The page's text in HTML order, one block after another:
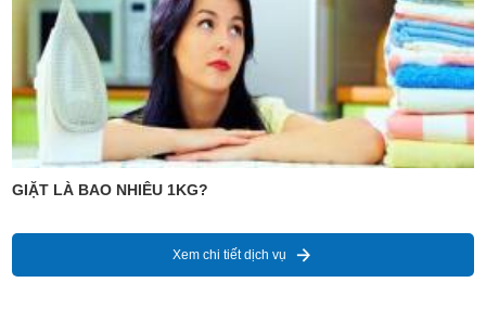
GIẶT LÀ BAO NHIÊU 1KG?
Xem chi tiết dịch vụ